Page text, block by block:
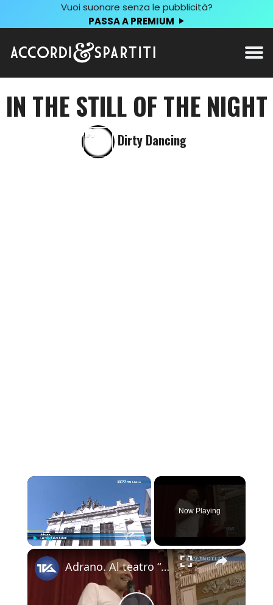
Vuoi suonare senza le pubblicità?
PASSA A PREMIUM
IN THE STILL OF THE NIGHT
Dirty Dancing
×
Fullscreen
Now Playing
×
Adrano. Al teatro “Bellini” chiusura delle attività della “Scuola delle 3 età Enzo La Mela” con l’a